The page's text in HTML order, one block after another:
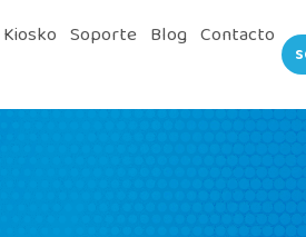
Kiosko Soporte Blog Contacto